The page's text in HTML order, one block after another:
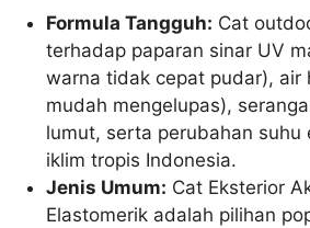
Formula Tangguh: Cat
terhadap paparan sinar UV
warna tidak cepat pudar), air
mudah mengelupas),
lumut, serta perubahan suhu
iklim tropis Indonesia.
Jenis Umum: Cat Eksterior
Elastomerik adalah pilihan